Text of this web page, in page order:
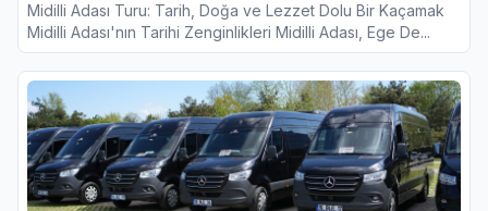
Midilli Adası Turu: Tarih, Doğa ve Lezzet Dolu Bir Kaçamak
Midilli Adası'nın Tarihi Zenginlikleri Midilli Adası, Ege De...